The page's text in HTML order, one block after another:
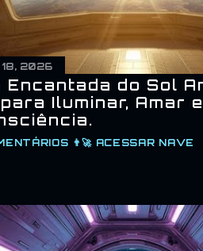
2026
Encantada do Sol
Iluminar, Amar
👨‍🚀 ACESSAR NAVE